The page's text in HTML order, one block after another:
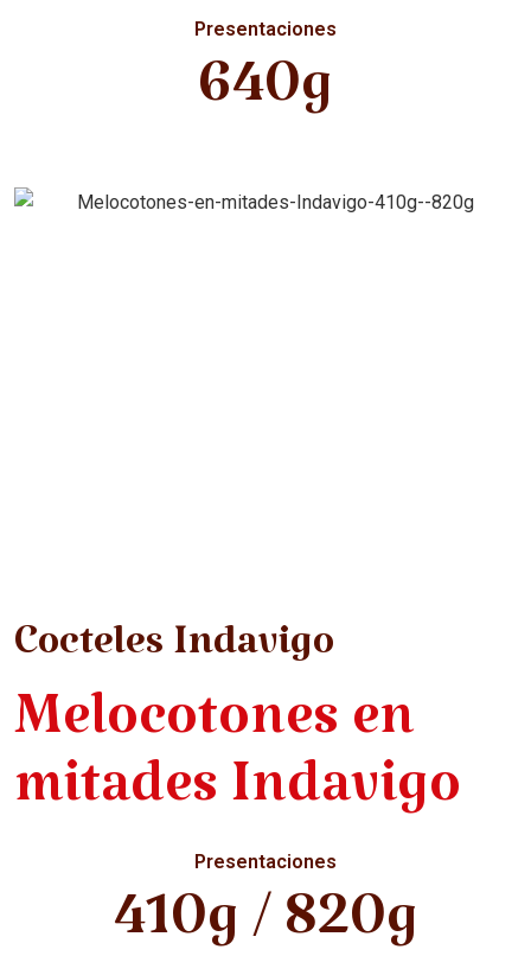
Presentaciones
640g
Cocteles Indavigo
Melocotones en
mitades Indavigo
Presentaciones
410g / 820g